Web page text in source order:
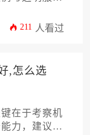
211 人看过
,怎么选
在于考察机
力，建议从